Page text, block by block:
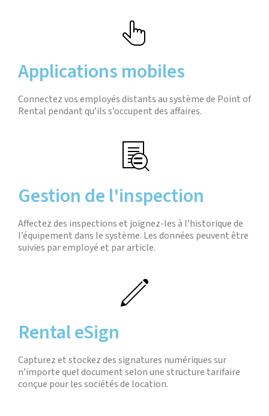
Applications mobiles
Connectez vos employés distants au système de Point of
Rental pendant qu’ils s’occupent des affaires.
Gestion de l'inspection
Affectez des inspections et joignez-les à l’historique de
l’équipement dans le système. Les données peuvent être
suivies par employé et par article.
Rental eSign
Capturez et stockez des signatures numériques sur
n’importe quel document selon une structure tarifaire
conçue pour les sociétés de location.